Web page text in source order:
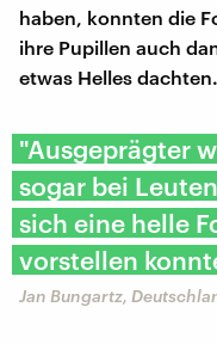
haben, konnten die
ihre Pupillen auch
etwas Helles dachten.
"Ausgeprägter
sogar bei
sich eine helle
vorstellen
Jan Bungartz,